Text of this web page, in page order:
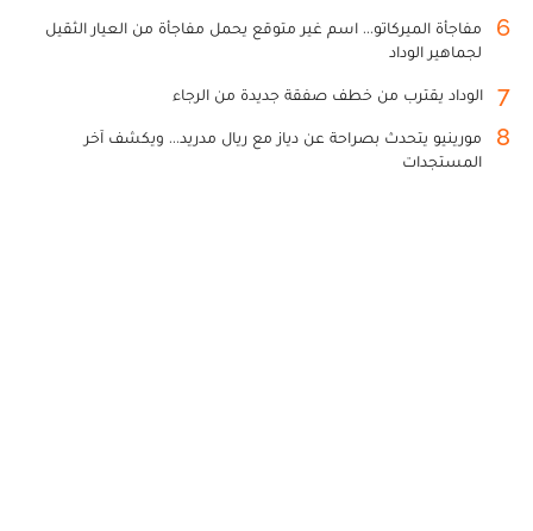
6
مفاجأة الميركاتو... اسم غير متوقع يحمل مفاجأة من العيار الثقيل
لجماهير الوداد
7 الوداد يقترب من خطف صفقة جديدة من الرجاء
8
مورينيو يتحدث بصراحة عن دياز مع ريال مدريد... ويكشف آخر
المستجدات